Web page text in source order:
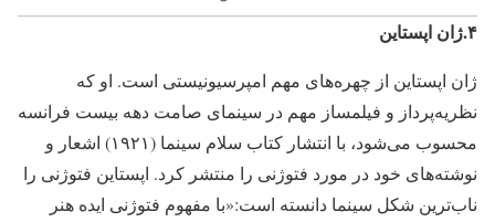
۴.ژان اپستاین
ژان اپستاین از چهره‌های مهم امپرسیونیستی است. او که
نظریه‌پرداز و فیلمساز مهم در سینمای صامت دهه بیست فرانسه
محسوب می‌شود، با انتشار کتاب سلام سینما (۱۹۲۱) اشعار و
نوشته‌های خود در مورد فتوژنی را منتشر کرد. اپستاین فتوژنی را
ناب‌ترین شکل سینما دانسته است:«با مفهوم فتوژنی ایده هنر